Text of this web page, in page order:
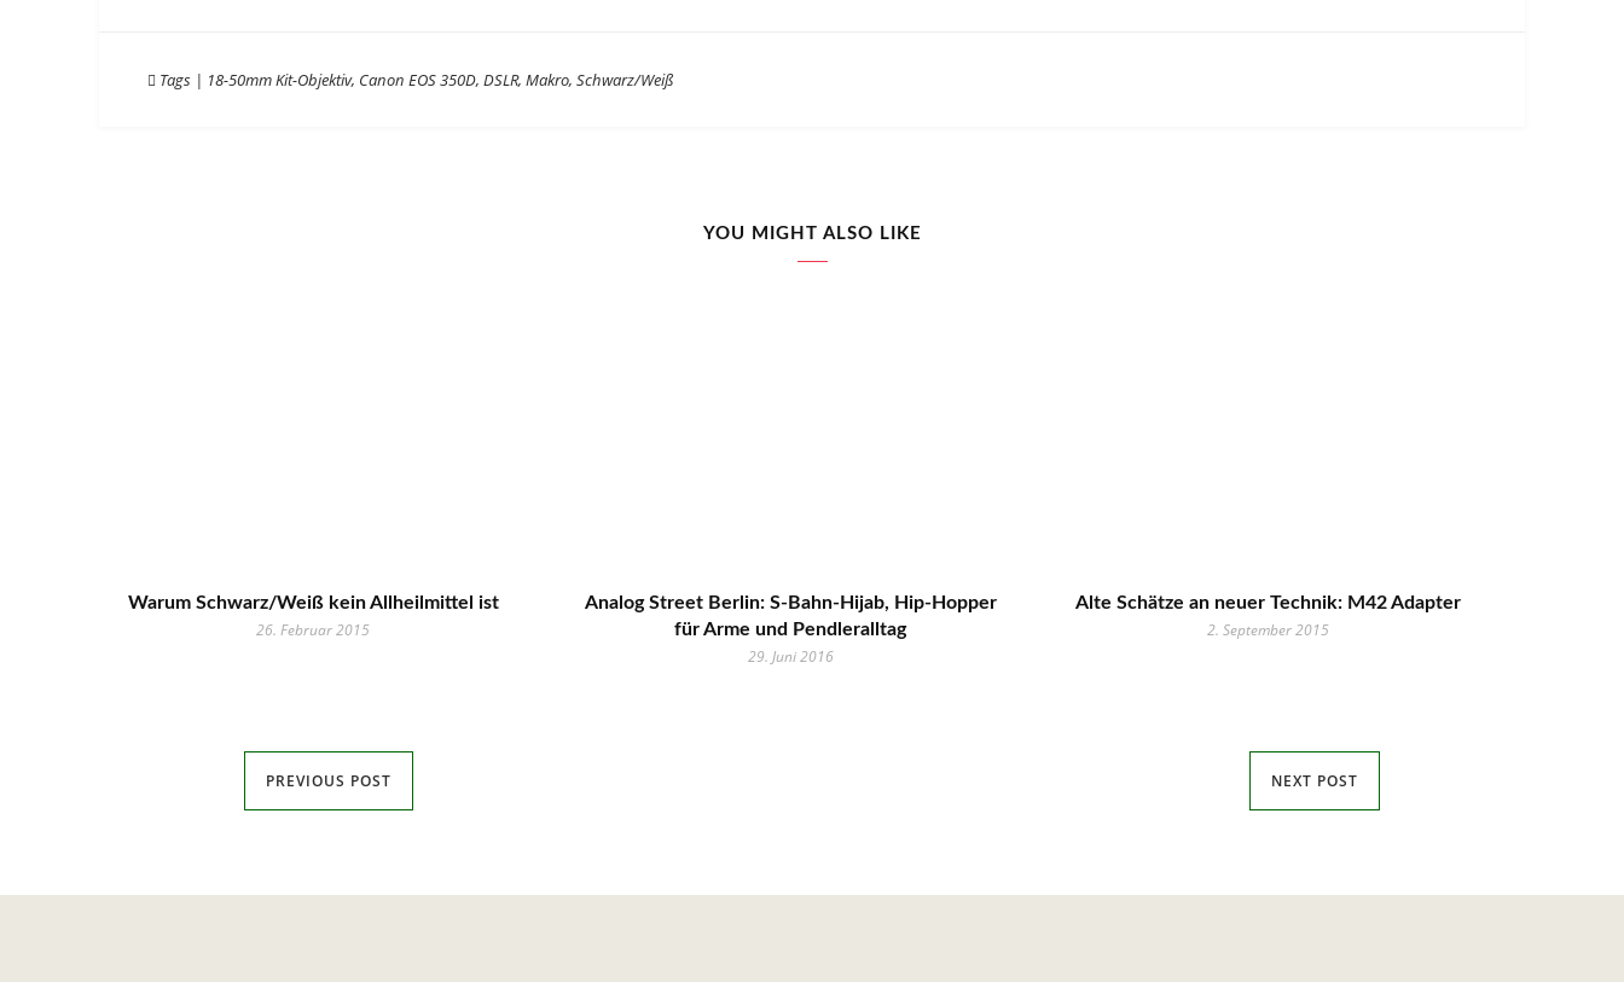
Tags | 18-50mm Kit-Objektiv, Canon EOS 350D, DSLR, Makro, Schwarz/Weiß
YOU MIGHT ALSO LIKE
Warum Schwarz/Weiß kein Allheilmittel ist
26. Februar 2015
Analog Street Berlin: S-Bahn-Hijab, Hip-Hopper
für Arme und Pendleralltag
29. Juni 2016
Alte Schätze an neuer Technik: M42 Adapter
2. September 2015
PREVIOUS POST NEXT POST